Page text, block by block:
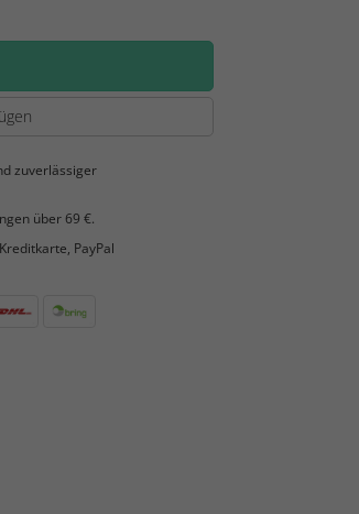
zuverlässiger
über 69 €.
PayPal